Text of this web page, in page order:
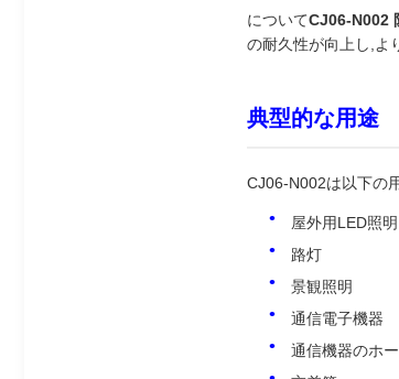
についてCJ06-N002
の耐久性が向上し,よ
典型的な用途
CJ06-N002は以下の
屋外用LED照明
路灯
景観照明
通信電子機器
通信機器のホ